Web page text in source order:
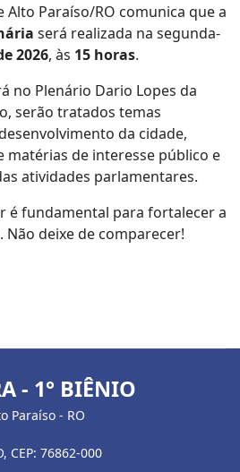
Alto Paraíso/RO comunica que a
será realizada na segunda-
2026, às 15 horas.
no Plenário Dario Lopes da
serão tratados temas
da cidade,
matérias de interesse público e
atividades parlamentares.
é fundamental para fortalecer a
deixe de comparecer!
- 1° BIÊNIO
Paraíso - RO
CEP: 76862-000